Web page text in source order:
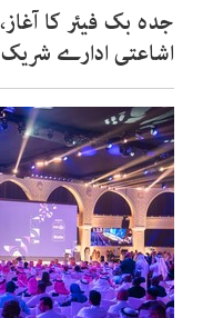
اشاعتی ادارے شریک